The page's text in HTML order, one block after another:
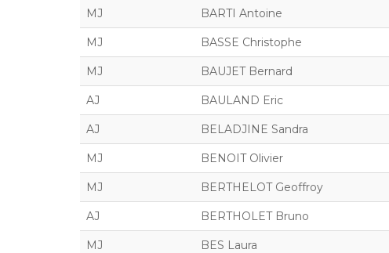
MJ BARTI Antoine
MJ BASSE Christophe
MJ BAUJET Bernard
AJ BAULAND Eric
AJ BELADJINE Sandra
MJ BENOIT Olivier
MJ BERTHELOT Geoffroy
AJ BERTHOLET Bruno
MJ BES Laura